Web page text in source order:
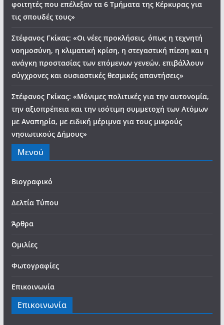
φοιτητές που επέλεξαν τα 6 Τμήματα της Κέρκυρας για
τις σπουδές τους»
Στέφανος Γκίκας: «Οι νέες προκλήσεις, όπως η τεχνητή
νοημοσύνη, η κλιματική κρίση, η στεγαστική πίεση και η
ανάγκη προστασίας των επόμενων γενεών, επιβάλλουν
σύγχρονες και ουσιαστικές θεσμικές απαντήσεις»
Στέφανος Γκίκας: «Μόνιμες πολιτικές για την αυτονομία,
την αξιοπρέπεια και την ισότιμη συμμετοχή των Ατόμων
με Αναπηρία, με ειδική μέριμνα για τους μικρούς
νησιωτικούς Δήμους»
Μενού
Βιογραφικό
Δελτία Τύπου
Άρθρα
Ομιλίες
Φωτογραφίες
Επικοινωνία
Επικοινωνία